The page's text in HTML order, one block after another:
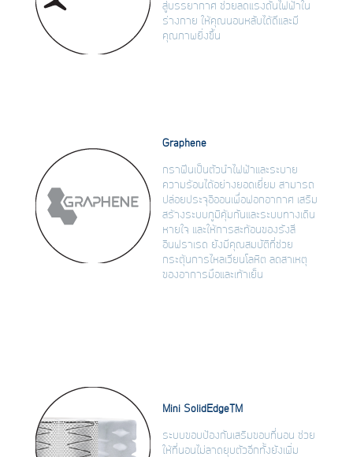
สู่บรรยากาศ ช่วยลดแรงดันไฟฟ้าใน
ร่างกาย ให้คุณนอนหลับได้ดีและมี
คุณภาพยิ่งขึ้น
Graphene
กราฟีนเป็นตัวนำไฟฟ้าและระบาย
ความร้อนได้อย่างยอดเยี่ยม สามารถ
ปล่อยประจุอิออนเพื่อฟอกอากาศ เสริม
สร้างระบบภูมิคุ้มกันและระบบทางเดิน
หายใจ และให้การสะท้อนของรังสี
อินฟราเรด ยังมีคุณสมบัติที่ช่วย
กระตุ้นการไหลเวียนโลหิต ลดสาเหตุ
ของอาการมือและเท้าเย็น
Mini SolidEdgeTM
ระบบขอบป้องกันเสริมขอบที่นอน ช่วย
ให้ที่นอนไม่ลาดยุบตัวอีกทั้งยังเพิ่ม